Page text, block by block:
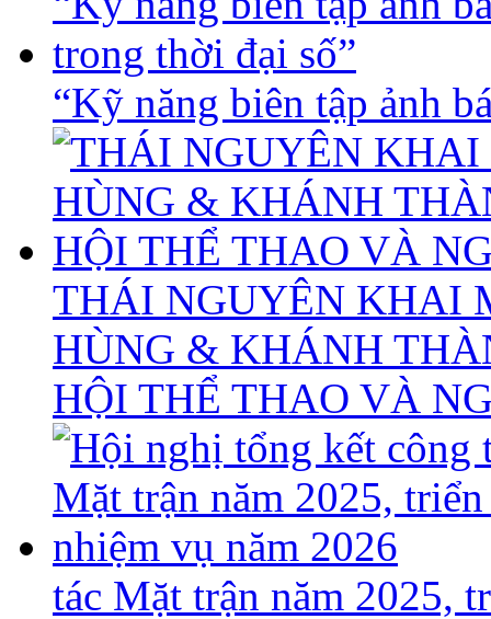
“Kỹ năng biên tập ảnh
THÁI NGUYÊN KHAI
HÙNG & KHÁNH
HỘI THỂ THAO VÀ
tác Mặt trận năm 2025,